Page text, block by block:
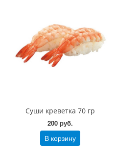
Суши креветка 70 гр
200 руб.
В корзину